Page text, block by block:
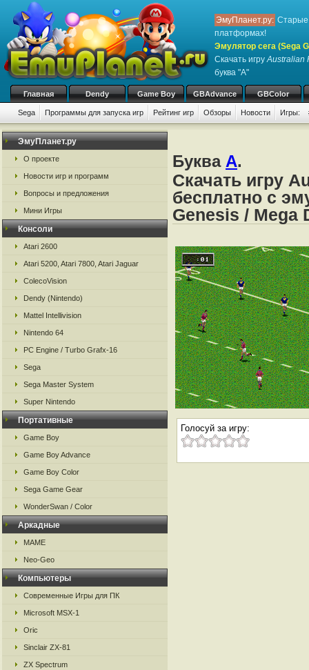
ЭмуПланет.ру: Старые
платформах!
Эмулятор сега (Sega
Скачать игруAustralian
буква "A"
Главная Dendy Game Boy GBAdvance GBColor
Sega Программы для запуска игр Рейтинг игр Обзоры Новости Игры:
ЭмуПланет.ру
О проекте
Новости игр и программ
Вопросы и предложения
Мини Игры
Консоли
Atari 2600
Atari 5200, Atari 7800, Atari Jaguar
ColecoVision
Dendy (Nintendo)
Mattel Intellivision
Nintendo 64
PC Engine / Turbo Grafx-16
Sega
Sega Master System
Super Nintendo
Портативные
Game Boy
Game Boy Advance
Game Boy Color
Sega Game Gear
WonderSwan / Color
Аркадные
MAME
Neo-Geo
Компьютеры
Современные Игры для ПК
Microsoft MSX-1
Oric
Sinclair ZX-81
ZX Spectrum
Буква A.
Скачать игру
бесплатно с
Genesis / Mega
Голосуй за игру: